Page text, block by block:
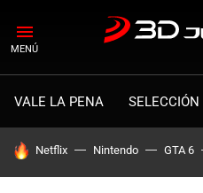
MENÚ
VALE LA PENA SELECCIÓN
HOY SE HABLA DE
Netflix Nintendo GTA 6